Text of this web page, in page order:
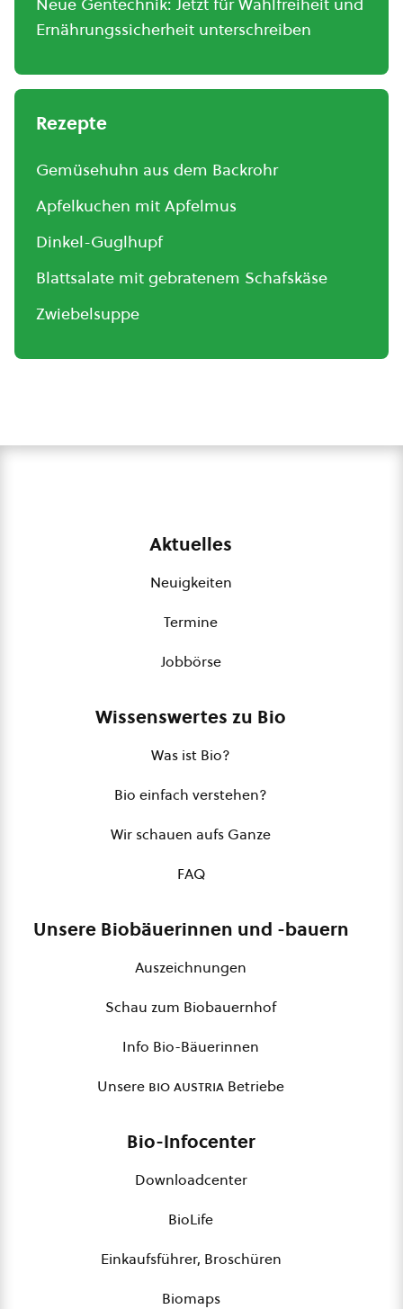
Ernährungssicherheit unterschreiben
Rezepte
Gemüsehuhn aus dem Backrohr
Apfelkuchen mit Apfelmus
Dinkel-Guglhupf
Blattsalate mit gebratenem Schafskäse
Zwiebelsuppe
Aktuelles
Neuigkeiten
Termine
Jobbörse
Wissenswertes zu Bio
Was ist Bio?
Bio einfach verstehen?
Wir schauen aufs Ganze
FAQ
Unsere Biobäuerinnen und -bauern
Auszeichnungen
Schau zum Biobauernhof
Info Bio-Bäuerinnen
Unsere bio austria Betriebe
Bio-Infocenter
Downloadcenter
BioLife
Einkaufsführer, Broschüren
Biomaps